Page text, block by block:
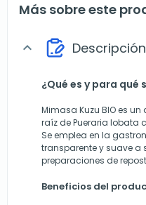
Más sobre este
expand_more Descripción
¿Qué es y para qué
Mimasa Kuzu BIO es
raíz de Pueraria lobata
Se emplea en la
transparente y suave a
preparaciones de
Beneficios del